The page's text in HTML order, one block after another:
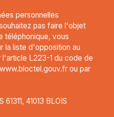
personnelles
pas faire l'objet
téléphonique, vous
la liste d'opposition au
L223-1 du code de
ou par
41013 BLOIS